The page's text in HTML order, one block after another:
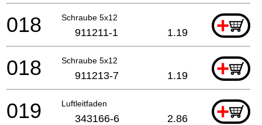
Schraube 5x12 +
018 911211-1 1.19
Schraube 5x12 +
018 911213-7 1.19
Luftleitfaden +
019 343166-6 2.86